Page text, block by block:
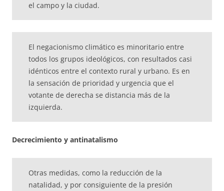
el campo y la ciudad.
El negacionismo climático es minoritario entre
todos los grupos ideológicos, con resultados casi
idénticos entre el contexto rural y urbano. Es en
la sensación de prioridad y urgencia que el
votante de derecha se distancia más de la
izquierda.
Decrecimiento y antinatalismo
Otras medidas, como la reducción de la
natalidad, y por consiguiente de la presión